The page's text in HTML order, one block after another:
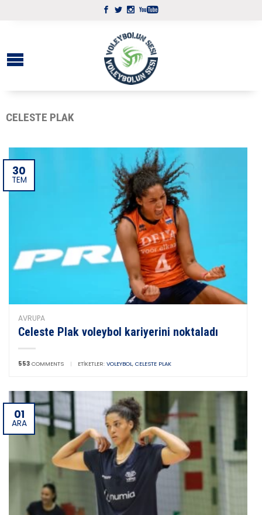
CELESTE PLAK
30
TEM
AVRUPA
Celeste Plak voleybol kariyerini noktaladı
553 COMMENTS | ETIKETLER: VOLEYBOL, CELESTE PLAK
01
ARA